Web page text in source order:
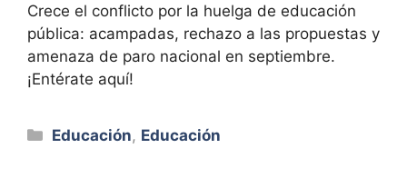
Crece el conflicto por la huelga de educación
pública: acampadas, rechazo a las propuestas y
amenaza de paro nacional en septiembre.
¡Entérate aquí!
Categorías
Educación, Educación